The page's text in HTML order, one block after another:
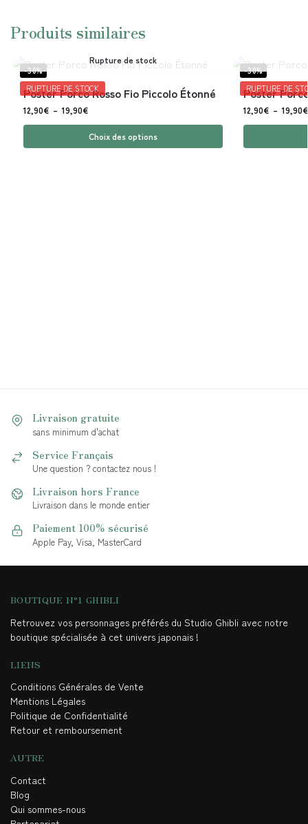
Produits similaires
-30%
RUPTURE DE STOCK
Rupture de stock
Poster Porco Rosso Fio Piccolo Étonné
12,90€ – 19,90€
Choix des options
-30%
RUPTURE DE
Poster
12,90€ – 19,90€
Livraison gratuite
sans minimum d'achat
Service Français
Une question ? contactez nous !
Livraison hors France
Livraison dans le monde entier
Paiement 100% sécurisé
Apple Pay, Visa, MasterCard
BOUTIQUE N°1 GHIBLI
Retrouvez vos personnages préférés du Studio Ghibli avec notre
boutique spécialisée à cet univers japonais !
LIENS
Conditions Générales de Vente
Mentions Légales
Politique de Confidentialité
Retour et remboursement
AUTRE
Contact
Blog
Qui sommes-nous